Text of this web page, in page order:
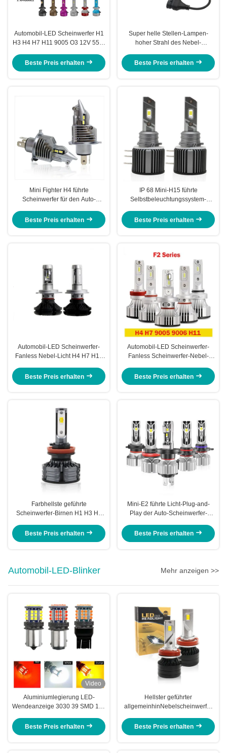
Automobil-LED Scheinwerfer H1
H3 H4 H7 H11 9005 O3 12V 55W
Scheinwerfer-Birne
Beste Preis erhalten
Super helle Stellen-Lampen-
hoher Strahl des Nebel-
Scheinwerfer-H7 H11
Beste Preis erhalten
Mini Fighter H4 führte
Scheinwerfer für den Auto-
Selbstbeleuchtungssystem 9V-
48V 8000lm abkühlt
Beste Preis erhalten
IP 68 Mini-H15 führte
Selbstbeleuchtungssystem-
Scheinwerfer-Birnen-360
Beste Preis erhalten
Automobil-LED Scheinwerfer-
Fanless Nebel-Licht H4 H7 H11
Beste Preis erhalten
Automobil-LED Scheinwerfer-
Fanless Scheinwerfer-Nebel-
Beste Preis erhalten
Farbhellste geführte
Scheinwerfer-Birnen H1 H3 H4
Universalitäts-3
Beste Preis erhalten
Mini-E2 führte Licht-Plug-and-
Play der Auto-Scheinwerfer-
Selbstdes scheinwerfer-9006
Beste Preis erhalten
Automobil-LED-Blinker Mehr anzeigen >>
Video
Aluminiumlegierung LED-
Wendeanzeige 3030 39 SMD 12v
T25 Auto-Wendeanzeige
Beste Preis erhalten
Hellster geführter
allgemeinhinNebelscheinwerfer
H8 50W 5730
Beste Preis erhalten